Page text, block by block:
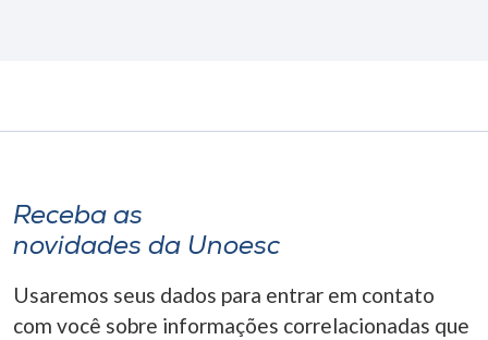
Receba as
novidades da Unoesc
Usaremos seus dados para entrar em contato
com você sobre informações correlacionadas que